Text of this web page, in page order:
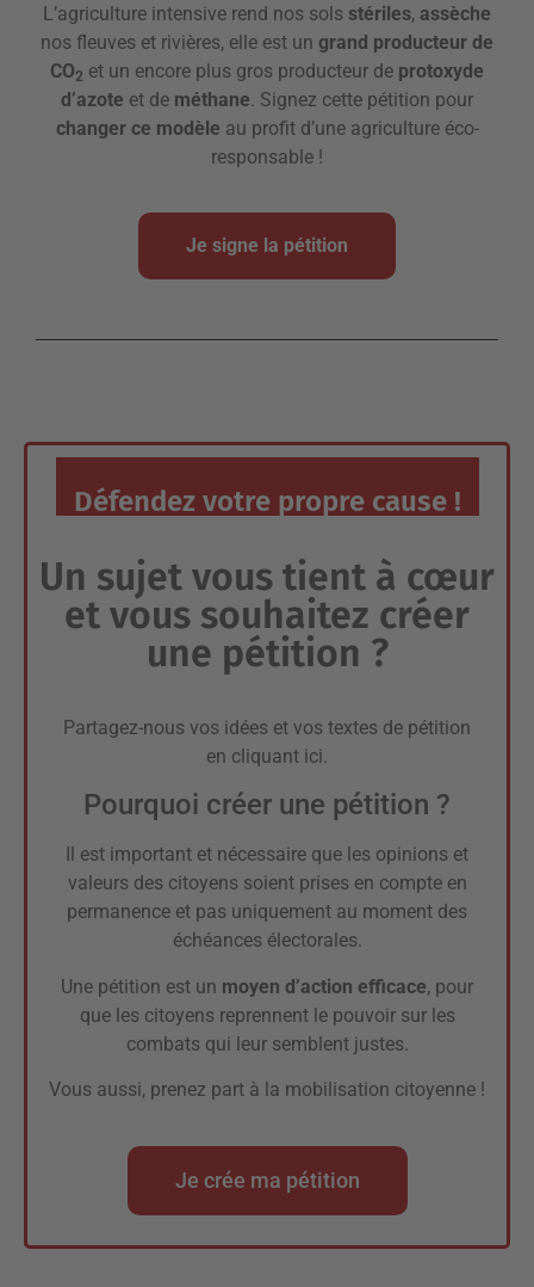
L’agriculture intensive rend nos sols stériles, assèche
nos fleuves et rivières, elle est un grand producteur de
CO2 et un encore plus gros producteur de protoxyde
d’azote et de méthane. Signez cette pétition pour
changer ce modèle au profit d’une agriculture éco-
responsable !
Je signe la pétition
Défendez votre propre cause !
Un sujet vous tient à cœur
et vous souhaitez créer
une pétition ?
Partagez-nous vos idées et vos textes de pétition
en cliquant ici.
Pourquoi créer une pétition ?
Il est important et nécessaire que les opinions et
valeurs des citoyens soient prises en compte en
permanence et pas uniquement au moment des
échéances électorales.
Une pétition est un moyen d’action efficace, pour
que les citoyens reprennent le pouvoir sur les
combats qui leur semblent justes.
Vous aussi, prenez part à la mobilisation citoyenne !
Je crée ma pétition